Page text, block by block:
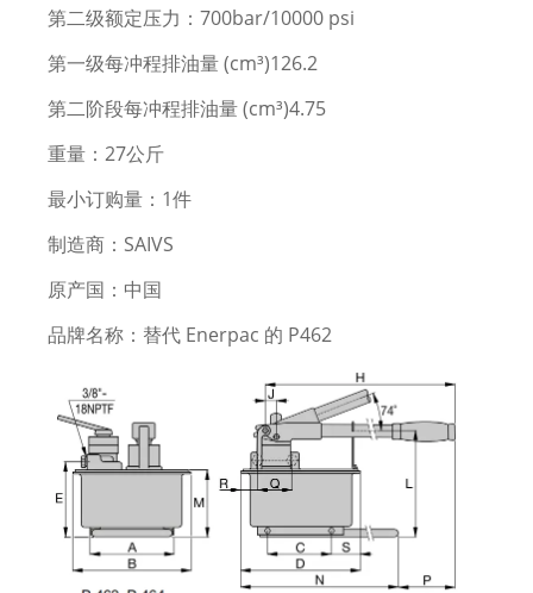
第二级额定压力：700bar/10000 psi
第一级每冲程排油量 (cm³)126.2
第二阶段每冲程排油量 (cm³)4.75
重量：27公斤
最小订购量：1件
制造商：SAIVS
原产国：中国
品牌名称：替代 Enerpac 的 P462